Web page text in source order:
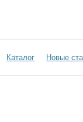
Каталог Новые